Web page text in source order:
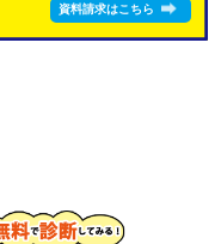
資料請求はこちら